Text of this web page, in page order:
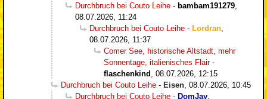
Durchbruch bei Couto Leihe - bambam191279
08.07.2026, 11:24
Durchbruch bei Couto Leihe - Lordran
08.07.2026, 11:37
Comer See, historische Altstadt, mehr
Sonnentage, italienisches Flair-
flaschenkind
08.07.2026, 12:15
Durchbruch bei Couto Leihe - Eisen 08.07.2026, 10:45
Durchbruch bei Couto Leihe - DomJay